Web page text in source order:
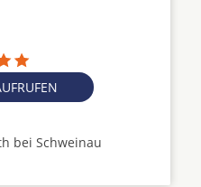
bei Schweinau